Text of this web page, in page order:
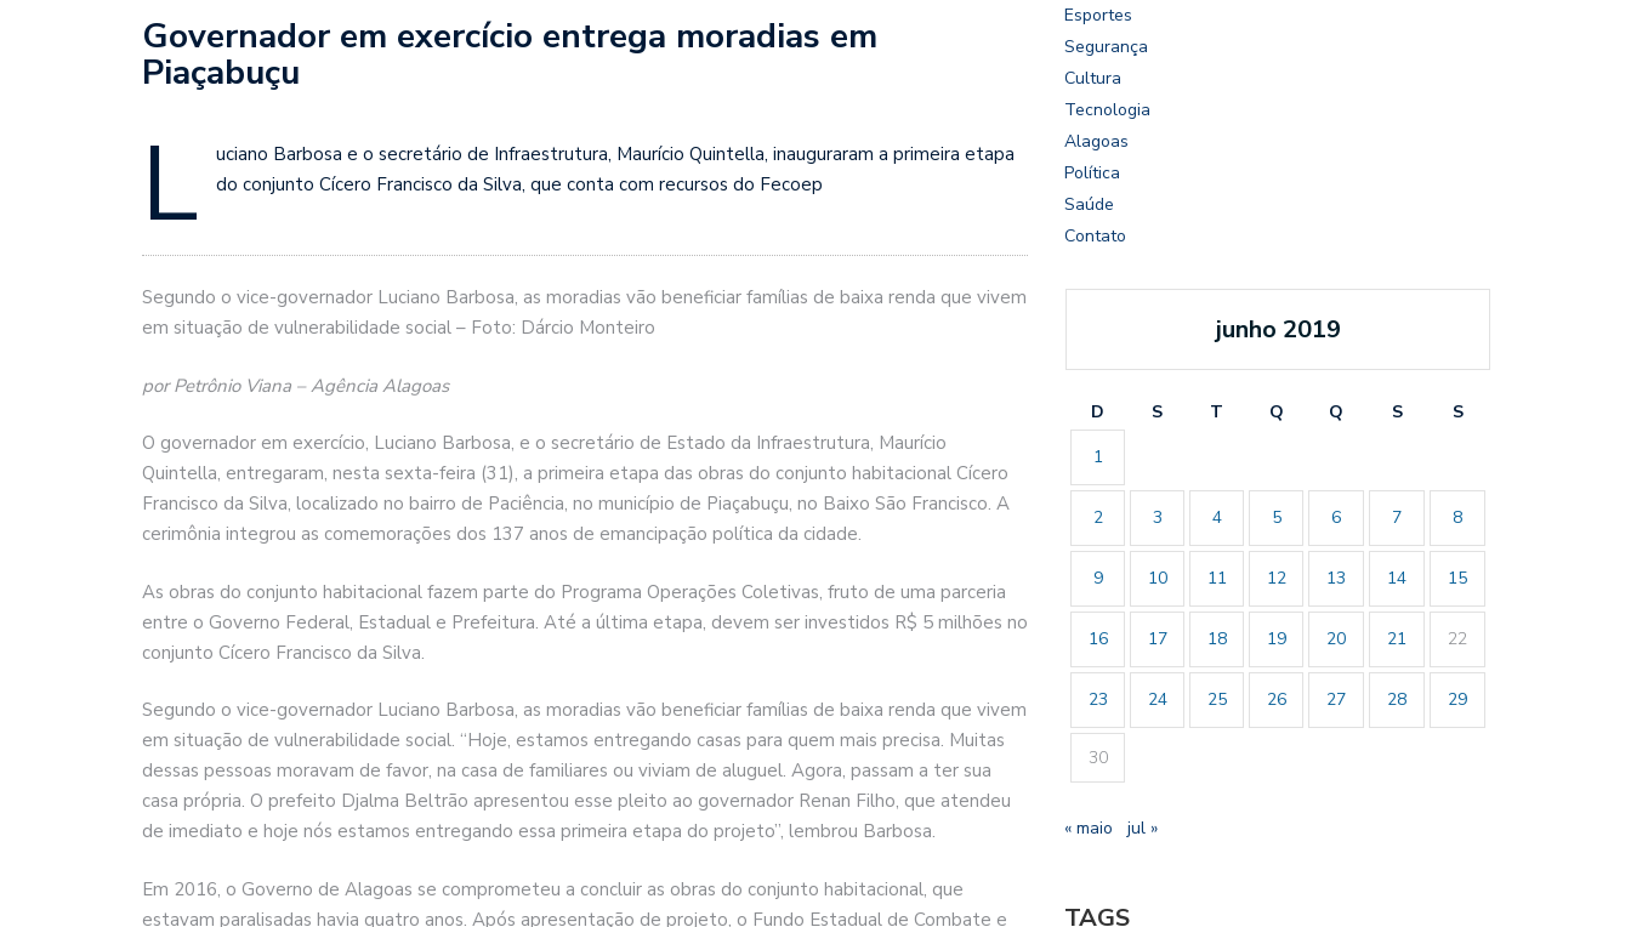
Governador em exercício entrega moradias em
Piaçabuçu
L
uciano Barbosa e o secretário de Infraestrutura, Maurício Quintella, inauguraram a primeira etapa
do conjunto Cícero Francisco da Silva, que conta com recursos do Fecoep
Segundo o vice-governador Luciano Barbosa, as moradias vão beneficiar famílias de baixa renda que vivem
em situação de vulnerabilidade social – Foto: Dárcio Monteiro
por Petrônio Viana – Agência Alagoas
O governador em exercício, Luciano Barbosa, e o secretário de Estado da Infraestrutura, Maurício
Quintella, entregaram, nesta sexta-feira (31), a primeira etapa das obras do conjunto habitacional Cícero
Francisco da Silva, localizado no bairro de Paciência, no município de Piaçabuçu, no Baixo São Francisco. A
cerimônia integrou as comemorações dos 137 anos de emancipação política da cidade.
As obras do conjunto habitacional fazem parte do Programa Operações Coletivas, fruto de uma parceria
entre o Governo Federal, Estadual e Prefeitura. Até a última etapa, devem ser investidos R$ 5 milhões no
conjunto Cícero Francisco da Silva.
Segundo o vice-governador Luciano Barbosa, as moradias vão beneficiar famílias de baixa renda que vivem
em situação de vulnerabilidade social. “Hoje, estamos entregando casas para quem mais precisa. Muitas
dessas pessoas moravam de favor, na casa de familiares ou viviam de aluguel. Agora, passam a ter sua
casa própria. O prefeito Djalma Beltrão apresentou esse pleito ao governador Renan Filho, que atendeu
de imediato e hoje nós estamos entregando essa primeira etapa do projeto”, lembrou Barbosa.
Em 2016, o Governo de Alagoas se comprometeu a concluir as obras do conjunto habitacional, que
estavam paralisadas havia quatro anos. Após apresentação de projeto, o Fundo Estadual de Combate e
Esportes
Segurança
Cultura
Tecnologia
Alagoas
Política
Saúde
Contato
junho 2019
D S T Q Q S
S
1
2 3 4 5 6 7 8
9 10 11 12 13 14 15
16 17 18 19 20 21 22
23 24 25 26 27 28 29
30
« maio jul »
TAGS